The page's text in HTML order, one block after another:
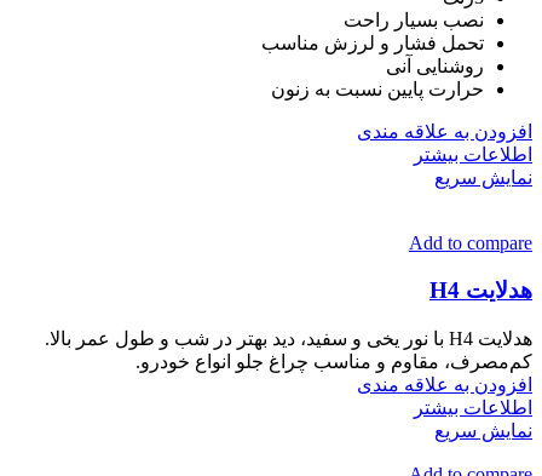
نصب بسیار راحت
تحمل فشار و لرزش مناسب
روشنایی آنی
حرارت پایین نسبت به زنون
افزودن به علاقه مندی
اطلاعات بیشتر
نمایش سریع
Add to compare
هدلایت H4
هدلایت H4 با نور یخی و سفید، دید بهتر در شب و طول عمر بالا.
کم‌مصرف، مقاوم و مناسب چراغ جلو انواع خودرو.
افزودن به علاقه مندی
اطلاعات بیشتر
نمایش سریع